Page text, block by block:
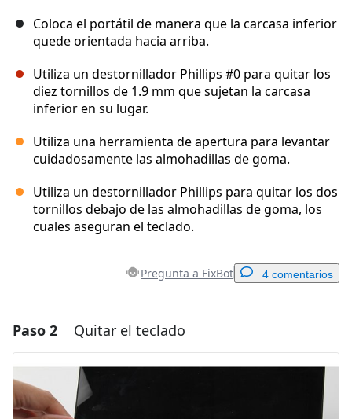
Coloca el portátil de manera que la carcasa inferior
quede orientada hacia arriba.
Utiliza un destornillador Phillips #0 para quitar los
diez tornillos de 1.9 mm que sujetan la carcasa
inferior en su lugar.
Utiliza una herramienta de apertura para levantar
cuidadosamente las almohadillas de goma.
Utiliza un destornillador Phillips para quitar los dos
tornillos debajo de las almohadillas de goma, los
cuales aseguran el teclado.
Pregunta a FixBot 4 comentarios
Agregar un comentario
Agregar Comentario
Paso 2 Quitar el teclado